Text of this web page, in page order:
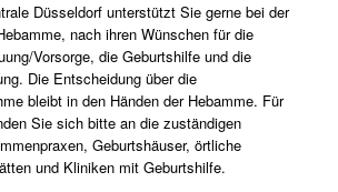
Düsseldorf unterstützt Sie gerne bei der
nach ihren Wünschen für die
Vorsorge, die Geburtshilfe und die
Die Entscheidung über die
bleibt in den Händen der Hebamme. Für
Sie sich bitte an die zuständigen
Geburtshäuser, örtliche
und Kliniken mit Geburtshilfe.